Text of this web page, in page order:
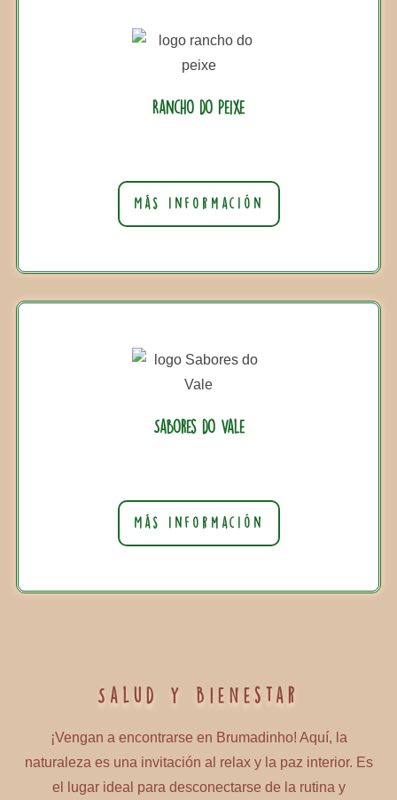
Rancho do Peixe
Más información
Sabores do Vale
Más información
Salud y Bienestar
¡Vengan a encontrarse en Brumadinho! Aquí, la
naturaleza es una invitación al relax y la paz interior. Es
el lugar ideal para desconectarse de la rutina y